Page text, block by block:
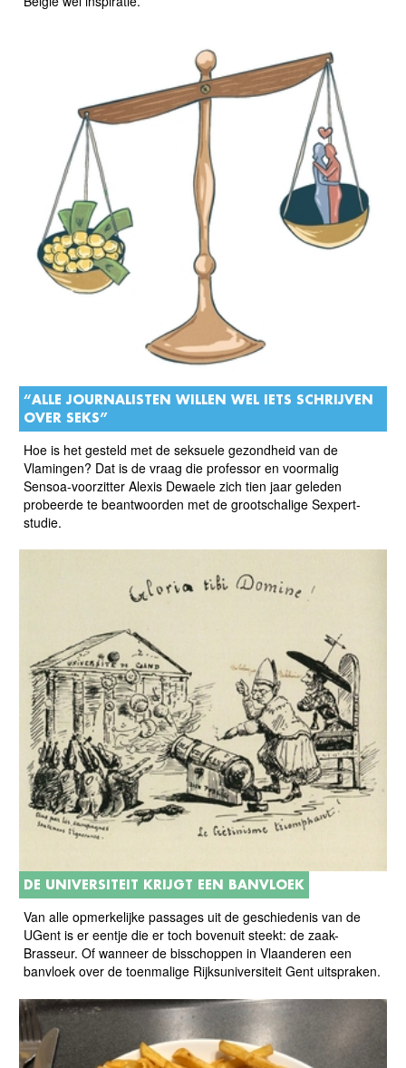
“ALLE JOURNALISTEN WILLEN WEL IETS SCHRIJVEN
OVER SEKS”
Hoe is het gesteld met de seksuele gezondheid van de
Vlamingen? Dat is de vraag die professor en voormalig
Sensoa-voorzitter Alexis Dewaele zich tien jaar geleden
probeerde te beantwoorden met de grootschalige Sexpert-
studie.
DE UNIVERSITEIT KRIJGT EEN BANVLOEK
Van alle opmerkelijke passages uit de geschiedenis van de
UGent is er eentje die er toch bovenuit steekt: de zaak-
Brasseur. Of wanneer de bisschoppen in Vlaanderen een
banvloek over de toenmalige Rijksuniversiteit Gent uitspraken.